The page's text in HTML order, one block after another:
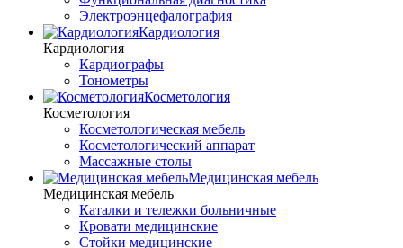
Электроэнцефалография
Кардиология
Кардиология
Кардиографы
Тонометры
Косметология
Косметология
Косметологическая мебель
Косметологический аппарат
Массажные столы
Медицинская мебель
Медицинская мебель
Каталки и тележки больничные
Кровати медицинские
Стойки медицинские